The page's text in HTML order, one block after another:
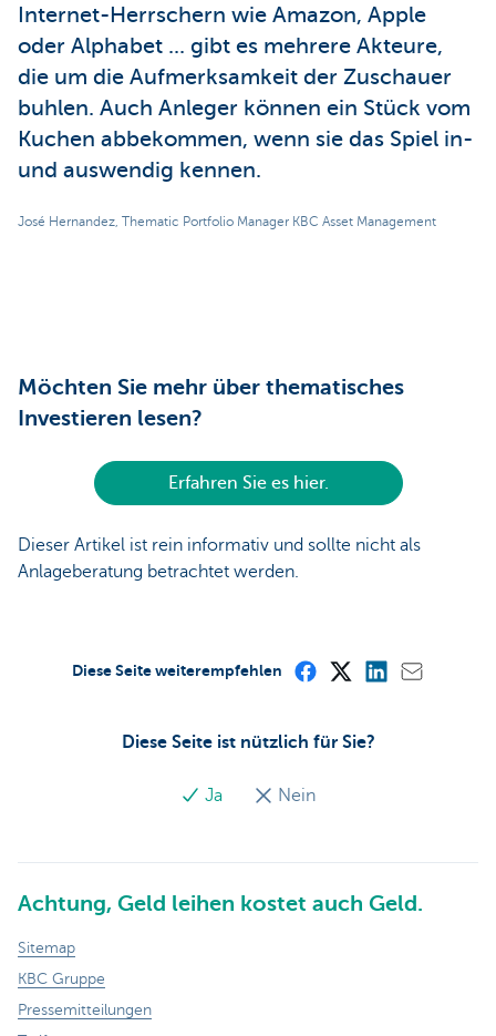
Internet-Herrschern wie Amazon, Apple
oder Alphabet ... gibt es mehrere Akteure,
die um die Aufmerksamkeit der Zuschauer
buhlen. Auch Anleger können ein Stück vom
Kuchen abbekommen, wenn sie das Spiel in-
und auswendig kennen.
José Hernandez, Thematic Portfolio Manager KBC Asset Management
Möchten Sie mehr über thematisches
Investieren lesen?
Erfahren Sie es hier.
Dieser Artikel ist rein informativ und sollte nicht als
Anlageberatung betrachtet werden.
Diese Seite ist nützlich für Sie?
Ja Nein
Diese Seite weiterempfehlen
Achtung, Geld leihen kostet auch Geld.
Sitemap
KBC Gruppe
Pressemitteilungen